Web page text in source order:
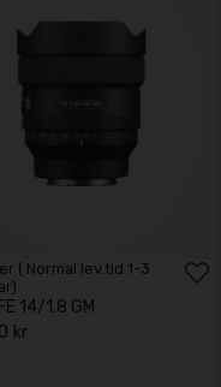
( Normal lev.tid 1-3
14/1.8 GM
kr